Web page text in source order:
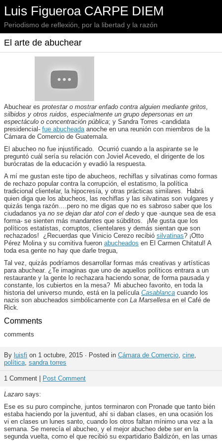
Luis Figueroa CARPE DIEM
Periodismo de reflexión, por la libertad y la razón
El arte de abuchear
Abuchear es protestaro mostrar enfado contra alguien mediante gritos,
silbidos y otros ruidos, especialmente un grupo depersonas en un
espectáculo o concentración pública; y Sandra Torres -candidata
presidencial- fue abucheadaanoche en una reunión con miembros de la
Cámara de Comercio de Guatemala.
El abucheo no fue injustificado. Ocurrió cuando a la aspirante se le
preguntó cuál sería su relación con Joviel Acevedo, el dirigente de los
burócratas de la educación y evadió la respuesta.
A mí me gustan este tipo de abucheos, rechiflas y silvatinas como formas
de rechazo popular contra la corrupción, el estatismo, la política
tradicional clientelar, la hipocresía, y otras prácticas similares. Habrá
quien diga que los abucheos, las rechiflas y las silvatinas son vulgares y
quizás tenga razón….pero no me digas que no es sabroso saber que los
ciudadanos ya no se dejan dar atol con el dedo y que -aunque sea de esa
forma- se sienten más mandantes que súbditos. ¡Me gusta que los
políticos estatistas, corruptos, clientelares y demás sientan que son
rechazados! ¿Recuerdas que Vinicio Cerezo recibió silvatinas? ¡Otto
Pérez Molina y su comitiva fueron abucheados en El Carmen Chitatul! A
toda esa gente no hay que darle tregua,
Tal vez, quizás podríamos desarrollar formas más creativas y artísticas
para abuchear. ¿Te imaginas que uno de aquellos políticos entrara a un
restaurante y la gente lo rechazara haciendo sonar, de forma pausada y
constante, los cubiertos en la mesa? Mi abucheo favorito, en toda la
historia del universo mundo, está en la película Casablanca cuando los
nazis son abucheados simbólicamente con La Marsellesa en el Café de
Rick.
Comments
comments
By luisfi on 1 octubre, 2015 · Posted in Cámara de Comercio, cine,
política, sandra torres
1 Comment | Post Comment
Lazaro says:
Ese es su puro compinche, juntos terminaron con Pronade que tanto bién
estaba haciendo por la juventud, ahí si daban clases, en una ocasión los
vi en clases un lunes santo, cuando los otros faltan mínimo una vez a la
semana. Se merecía el abucheo, y el mejor abucheo debe ser en la
segunda vuelta, como el que recibió su expartidario Baldizón, en las urnas